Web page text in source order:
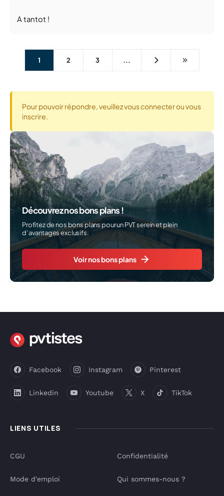
A tantot !
1 2 3 ...
Pour pouvoir répondre, veuillez vous connecter ou vous
inscrire.
Découvrez nos bons plans !
Profitez de nos bons plans pour un PVT serein et plein
d’avantages exclusifs.
Voir nos bons plans
LIENS UTILES
Facebook Instagram Pinterest
Linkedin Youtube X TikTok
CGU
Mode d'emploi
Confidentialité
Qui sommes-nous ?